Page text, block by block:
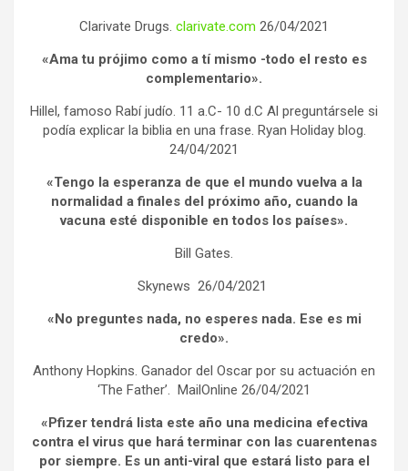
Clarivate Drugs. clarivate.com 26/04/2021
«Ama tu prójimo como a tí mismo -todo el resto es
complementario».
Hillel, famoso Rabí judío. 11 a.C- 10 d.C Al preguntársele si
podía explicar la biblia en una frase. Ryan Holiday blog.
24/04/2021
«Tengo la esperanza de que el mundo vuelva a la
normalidad a finales del próximo año, cuando la
vacuna esté disponible en todos los países».
Bill Gates.
Skynews 26/04/2021
«No preguntes nada, no esperes nada. Ese es mi
credo».
Anthony Hopkins. Ganador del Oscar por su actuación en
‘The Father’. MailOnline 26/04/2021
«Pfizer tendrá lista este año una medicina efectiva
contra el virus que hará terminar con las cuarentenas
por siempre. Es un anti-viral que estará listo para el